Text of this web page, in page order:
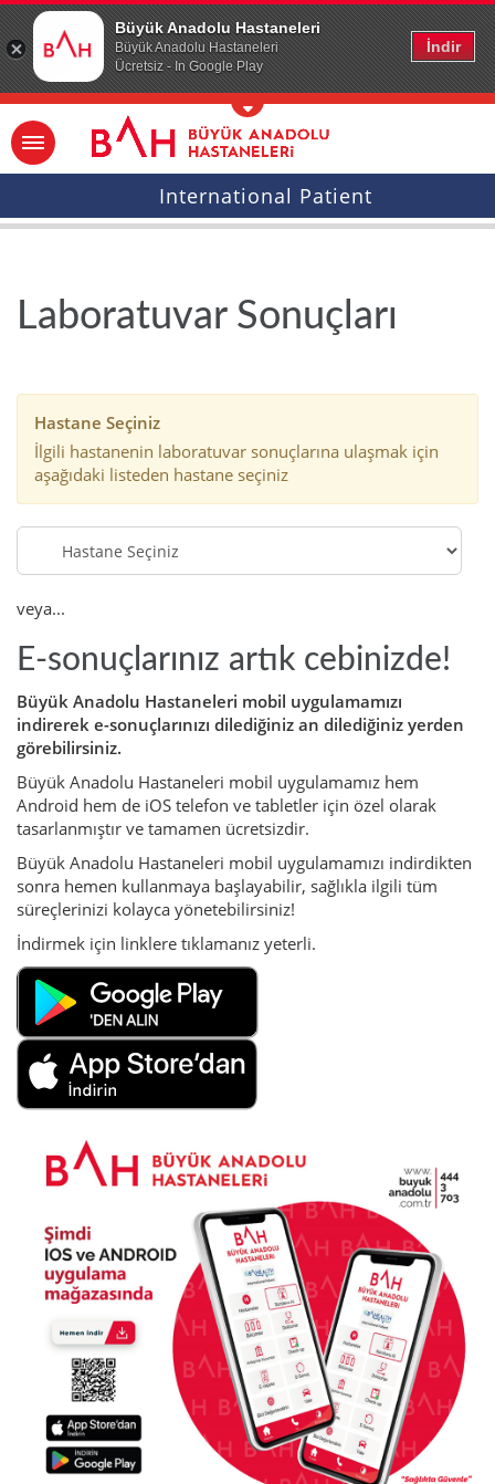
Büyük Anadolu Hastaneleri
Büyük Anadolu Hastaneleri
Ücretsiz - In Google Play
İndir
Ana icerige atla
International Patient
Laboratuvar Sonuçları
Hastane Seçiniz
İlgili hastanenin laboratuvar sonuçlarına ulaşmak için
aşağıdaki listeden hastane seçiniz
Hastane
Seçiniz
veya...
E-sonuçlarınız artık cebinizde!
Büyük Anadolu Hastaneleri mobil uygulamamızı
indirerek e-sonuçlarınızı dilediğiniz an dilediğiniz yerden
görebilirsiniz.
Büyük Anadolu Hastaneleri mobil uygulamamız hem
Android hem de iOS telefon ve tabletler için özel olarak
tasarlanmıştır ve tamamen ücretsizdir.
Büyük Anadolu Hastaneleri mobil uygulamamızı indirdikten
sonra hemen kullanmaya başlayabilir, sağlıkla ilgili tüm
süreçlerinizi kolayca yönetebilirsiniz!
İndirmek için linklere tıklamanız yeterli.